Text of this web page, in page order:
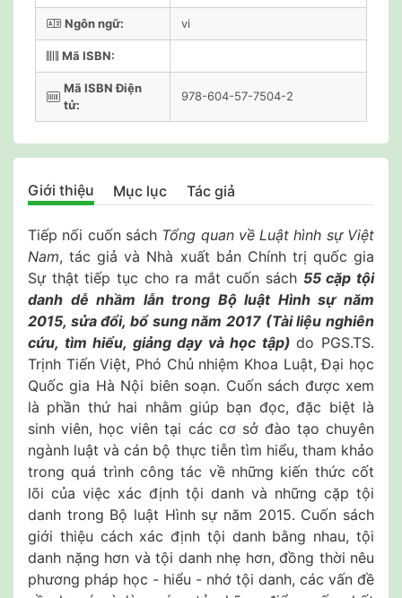
Ngôn ngữ: vi
Mã ISBN:
Mã ISBN Điện
tử:
978-604-57-7504-2
Giới thiệu Mục lục Tác giả
Tiếp nối cuốn sách Tổng quan về Luật hình sự Việt
Nam, tác giả và Nhà xuất bản Chính trị quốc gia
Sự thật tiếp tục cho ra mắt cuốn sách 55 cặp tội
danh dễ nhầm lẫn trong Bộ luật Hình sự năm
2015, sửa đổi, bổ sung năm 2017 (Tài liệu nghiên
cứu, tìm hiểu, giảng dạy và học tập)do PGS.TS.
Trịnh Tiến Việt, Phó Chủ nhiệm Khoa Luật, Đại học
Quốc gia Hà Nội biên soạn. Cuốn sách được xem
là phần thứ hai nhằm giúp bạn đọc, đặc biệt là
sinh viên, học viên tại các cơ sở đào tạo chuyên
ngành luật và cán bộ thực tiễn tìm hiểu, tham khảo
trong quá trình công tác về những kiến thức cốt
lõi của việc xác định tội danh và những cặp tội
danh trong Bộ luật Hình sự năm 2015. Cuốn sách
giới thiệu cách xác định tội danh bằng nhau, tội
danh nặng hơn và tội danh nhẹ hơn, đồng thời nêu
phương pháp học - hiểu - nhớ tội danh, các vấn đề